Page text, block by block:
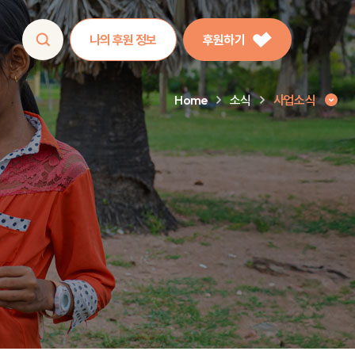
나의 후원 정보 후원하기
Home 소식 사업소식